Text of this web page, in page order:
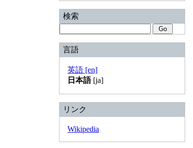
検索
言語
英語 [en]
日本語[ja]
リンク
Wikipedia